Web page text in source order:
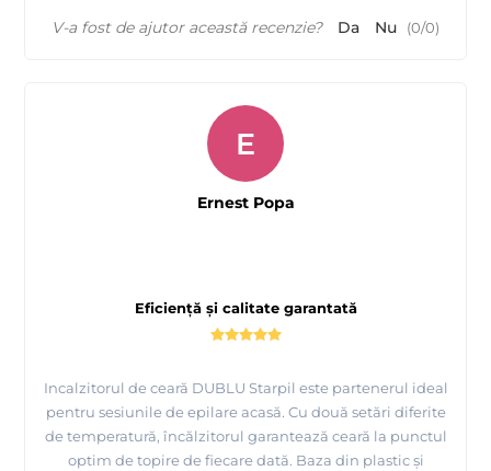
V-a fost de ajutor această recenzie? Da Nu (0/0)
Eficiență și calitate garantată
Incalzitorul de ceară DUBLU Starpil este partenerul ideal
pentru sesiunile de epilare acasă. Cu două setări diferite
de temperatură, încălzitorul garantează ceară la punctul
optim de topire de fiecare dată. Baza din plastic și
E
Ernest Popa